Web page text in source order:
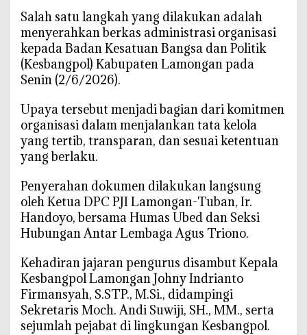
s
i
t
i
p
a
y
J
I
L
a
o
n
g
a
n
‎Salah satu langkah yang dilakukan adalah
menyerahkan berkas administrasi organisasi
kepada Badan Kesatuan Bangsa dan Politik
(Kesbangpol) Kabupaten Lamongan pada
Senin (2/6/2026).
‎Upaya tersebut menjadi bagian dari komitmen
organisasi dalam menjalankan tata kelola
yang tertib, transparan, dan sesuai ketentuan
yang berlaku.
‎Penyerahan dokumen dilakukan langsung
oleh Ketua DPC PJI Lamongan-Tuban, Ir.
Handoyo, bersama Humas Ubed dan Seksi
Hubungan Antar Lembaga Agus Triono.
‎Kehadiran jajaran pengurus disambut Kepala
Kesbangpol Lamongan Johny Indrianto
Firmansyah, S.STP., M.Si., didampingi
Sekretaris Moch. Andi Suwiji, SH., MM., serta
sejumlah pejabat di lingkungan Kesbangpol.